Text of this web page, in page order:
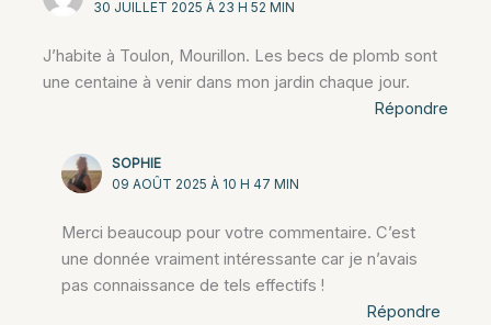
30 JUILLET 2025 À 23 H 52 MIN
J’habite à Toulon, Mourillon. Les becs de plomb sont
une centaine à venir dans mon jardin chaque jour.
Répondre
SOPHIE
09 AOÛT 2025 À 10 H 47 MIN
Merci beaucoup pour votre commentaire. C’est
une donnée vraiment intéressante car je n’avais
pas connaissance de tels effectifs !
Répondre